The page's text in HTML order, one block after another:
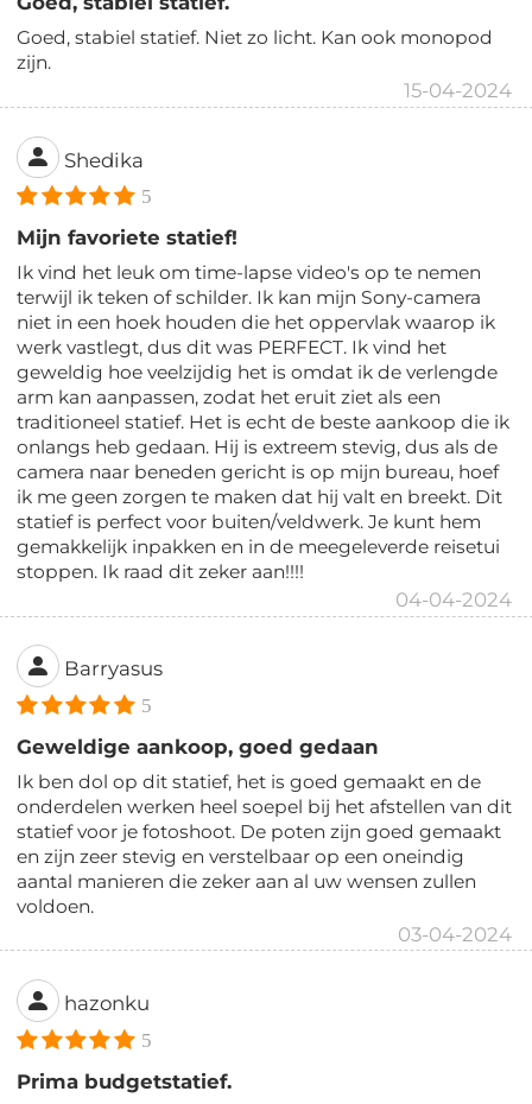
Goed, stabiel statief. Niet zo licht. Kan ook monopod
zijn.
15-04-2024
Shedika
5
Mijn favoriete statief!
Ik vind het leuk om time-lapse video's op te nemen
terwijl ik teken of schilder. Ik kan mijn Sony-camera
niet in een hoek houden die het oppervlak waarop ik
werk vastlegt, dus dit was PERFECT. Ik vind het
geweldig hoe veelzijdig het is omdat ik de verlengde
arm kan aanpassen, zodat het eruit ziet als een
traditioneel statief. Het is echt de beste aankoop die ik
onlangs heb gedaan. Hij is extreem stevig, dus als de
camera naar beneden gericht is op mijn bureau, hoef
ik me geen zorgen te maken dat hij valt en breekt. Dit
statief is perfect voor buiten/veldwerk. Je kunt hem
gemakkelijk inpakken en in de meegeleverde reisetui
stoppen. Ik raad dit zeker aan!!!!
04-04-2024
Barryasus
5
Geweldige aankoop, goed gedaan
Ik ben dol op dit statief, het is goed gemaakt en de
onderdelen werken heel soepel bij het afstellen van dit
statief voor je fotoshoot. De poten zijn goed gemaakt
en zijn zeer stevig en verstelbaar op een oneindig
aantal manieren die zeker aan al uw wensen zullen
voldoen.
03-04-2024
hazonku
5
Prima budgetstatief.